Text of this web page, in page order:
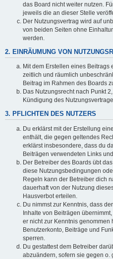
das Board nicht weiter nutzen.
jeweils die an dieser Stelle
Der Nutzungsvertrag wird auf
von beiden Seiten ohne
werden.
2. EINRÄUMUNG VON
Mit dem Erstellen eines
zeitlich und räumlich
Beitrag im Rahmen des Boards
Das Nutzungsrecht nach Punkt
Kündigung des
3. PFLICHTEN DES NUTZERS
Du erklärst mit der Erstellung
enthält, die gegen geltendes
erklärst insbesondere, dass du
Beiträgen verwendeten Links
Der Betreiber des Boards übt
diese Nutzungsbedingungen
Regeln kann der Betreiber dich
dauerhaft von der Nutzung
Hausverbot erteilen.
Du nimmst zur Kenntnis, dass
Inhalte von Beiträgen
er nicht zur Kenntnis genommen
Benutzerkonto, Beiträge und
sperren.
Du gestattest dem Betreiber
abzuändern, sofern sie gegen